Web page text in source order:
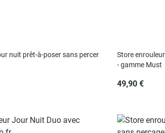
nuit prêt-à-poser sans percer
Store
- gamme Must
49,90 €